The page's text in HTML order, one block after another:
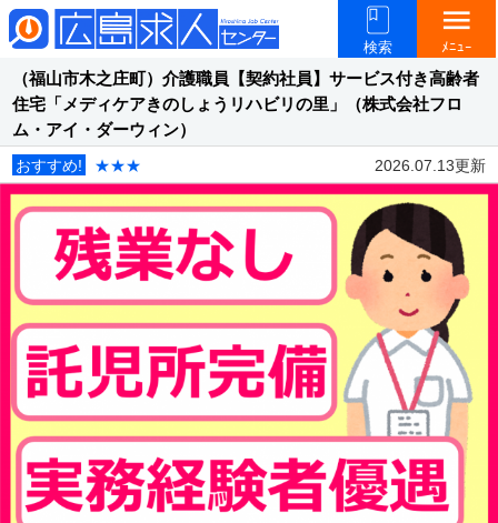
検索
menu
ﾒﾆｭｰ
（福山市木之庄町）介護職員【契約社員】サービス付き高齢者
住宅「メディケアきのしょうリハビリの里」（株式会社フロ
ム・アイ・ダーウィン）
おすすめ! ★★★ 2026.07.13更新